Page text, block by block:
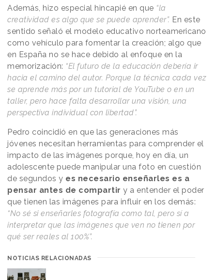
Además, hizo especial hincapié en que “la
creatividad es algo que se puede aprender”. En este
sentido señaló el modelo educativo norteamericano
como vehículo para fomentar la creación; algo que
en España no se hace debido al enfoque en la
memorización: “El futuro de la educación debería ir
hacia el camino del autor. Porque la técnica cada vez
se aprende más por un tutorial de YouTube o en un
taller, pero hace falta desarrollar una visión, una
perspectiva individual con libertad”.
Pedro coincidió en que las generaciones más
jóvenes necesitan herramientas para comprender el
impacto de las imágenes porque, hoy en día, un
adolescente puede manipular una foto en cuestión
de segundos y es necesario enseñarles es a
pensar antes de compartir y a entender el poder
que tienen las imágenes para influir en los demás:
“No sé si enseñarles fotografía como tal, pero sí a
interpretar que las imágenes que ven no tienen por
qué ser reales al 100%”.
NOTICIAS RELACIONADAS